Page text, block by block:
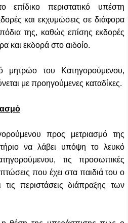
επίδικο περιστατικό υπέστη
και εκχυμώσεις σε διάφορα
της, καθώς επίσης εκδορές
και εκδορά στο αιδοίο.
μητρώο του Κατηγορούμενου,
με προηγούμενες καταδίκες.
προς μετριασμό της
να λάβει υπόψη το λευκό
τις προσωπικές
που έχει στα παιδιά του ο
τις περιστάσεις διάπραξης των